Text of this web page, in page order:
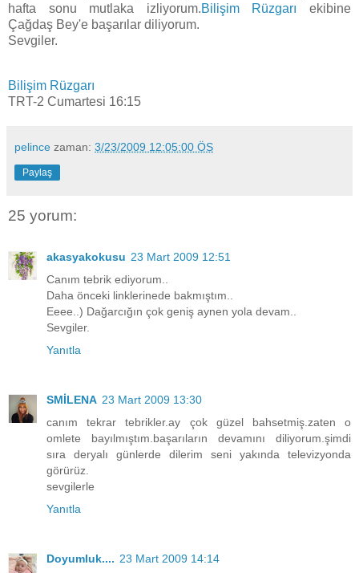
hafta sonu mutlaka izliyorum.Bilişim Rüzgarıekibine
Çağdaş Bey'e başarılar diliyorum.
Sevgiler.
Bilişim Rüzgarı
TRT-2 Cumartesi 16:15
pelince zaman: 3/23/2009 12:05:00 ÖS
Paylaş
25 yorum:
akasyakokusu 23 Mart 2009 12:51
Canım tebrik ediyorum..
Daha önceki linklerinede bakmıştım..
Eeee..) Dağarcığın çok geniş aynen yola devam..
Sevgiler.
Yanıtla
SMİLENA 23 Mart 2009 13:30
canım tekrar tebrikler.ay çok güzel bahsetmiş.zaten o
omlete bayılmıştım.başarıların devamını diliyorum.şimdi
sıra deryalı günlerde dilerim seni yakında televizyonda
görürüz.
sevgilerle
Yanıtla
Doyumluk.... 23 Mart 2009 14:14